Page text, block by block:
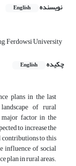
نویسنده English
Ferdowsi University
چکیده
English
plans in the last
of rural
factor in the
to increase the
to this
influence of social
plan in rural areas.